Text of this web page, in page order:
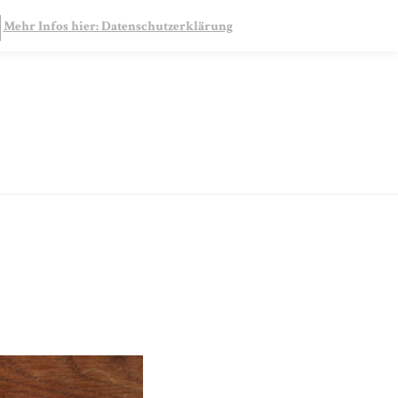
Mehr Infos hier: Datenschutzerklärung